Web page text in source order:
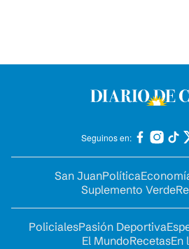
Seguinos en:
San JuanPolítica
Suplemento Verde
PolicialesPasión Deportiva
El MundoRecetasEn